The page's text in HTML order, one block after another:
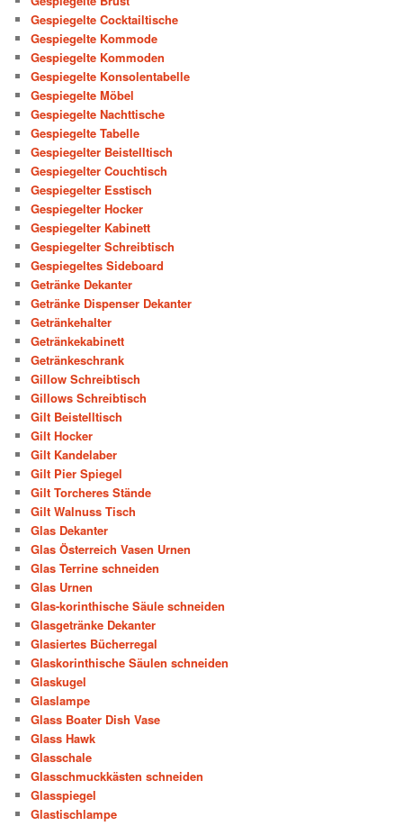
Gespiegelte Cocktailtische
Gespiegelte Kommode
Gespiegelte Kommoden
Gespiegelte Konsolentabelle
Gespiegelte Möbel
Gespiegelte Nachttische
Gespiegelte Tabelle
Gespiegelter Beistelltisch
Gespiegelter Couchtisch
Gespiegelter Esstisch
Gespiegelter Hocker
Gespiegelter Kabinett
Gespiegelter Schreibtisch
Gespiegeltes Sideboard
Getränke Dekanter
Getränke Dispenser Dekanter
Getränkehalter
Getränkekabinett
Getränkeschrank
Gillow Schreibtisch
Gillows Schreibtisch
Gilt Beistelltisch
Gilt Hocker
Gilt Kandelaber
Gilt Pier Spiegel
Gilt Torcheres Stände
Gilt Walnuss Tisch
Glas Dekanter
Glas Österreich Vasen Urnen
Glas Terrine schneiden
Glas Urnen
Glas-korinthische Säule schneiden
Glasgetränke Dekanter
Glasiertes Bücherregal
Glaskorinthische Säulen schneiden
Glaskugel
Glaslampe
Glass Boater Dish Vase
Glass Hawk
Glasschale
Glasschmuckkästen schneiden
Glasspiegel
Glastischlampe